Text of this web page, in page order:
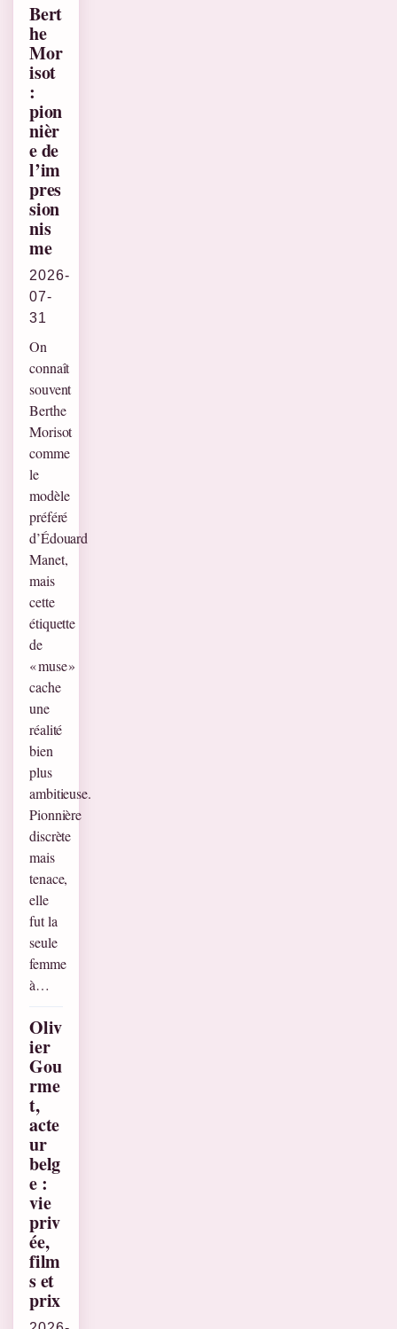
Bert
he
Mor
isot
:
pion
nièr
e de
l’im
pres
sion
nis
me
2026-
07-
31
On
connaît
souvent
Berthe
Morisot
comme
le
modèle
préféré
d’Édouard
Manet,
mais
cette
étiquette
de
« muse »
cache
une
réalité
bien
plus
ambitieuse.
Pionnière
discrète
mais
tenace,
elle
fut la
seule
femme
à…
Oliv
ier
Gou
rme
t,
acte
ur
belg
e :
vie
priv
ée,
film
s et
prix